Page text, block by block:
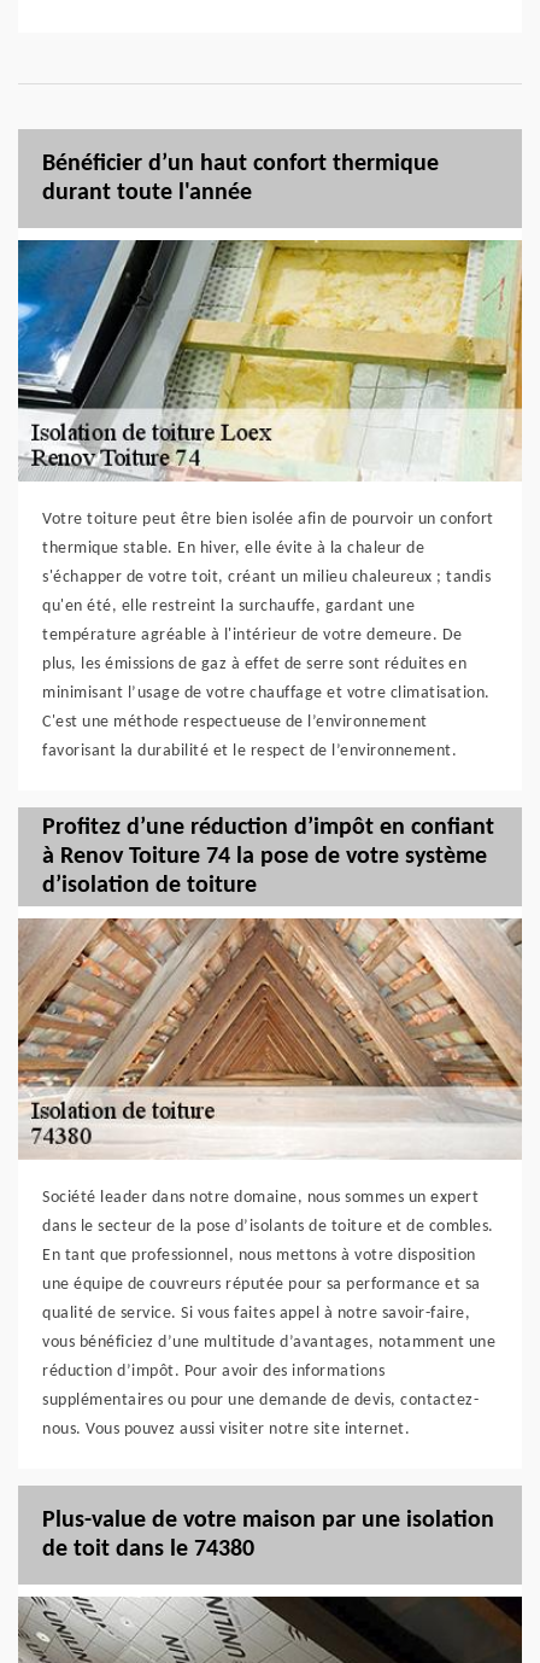
Bénéficier d’un haut confort thermique
durant toute l'année
Votre toiture peut être bien isolée afin de pourvoir un confort
thermique stable. En hiver, elle évite à la chaleur de
s'échapper de votre toit, créant un milieu chaleureux ; tandis
qu'en été, elle restreint la surchauffe, gardant une
température agréable à l'intérieur de votre demeure. De
plus, les émissions de gaz à effet de serre sont réduites en
minimisant l’usage de votre chauffage et votre climatisation.
C'est une méthode respectueuse de l’environnement
favorisant la durabilité et le respect de l’environnement.
Profitez d’une réduction d’impôt en confiant
à Renov Toiture 74 la pose de votre système
d’isolation de toiture
Société leader dans notre domaine, nous sommes un expert
dans le secteur de la pose d’isolants de toiture et de combles.
En tant que professionnel, nous mettons à votre disposition
une équipe de couvreurs réputée pour sa performance et sa
qualité de service. Si vous faites appel à notre savoir-faire,
vous bénéficiez d’une multitude d’avantages, notamment une
réduction d’impôt. Pour avoir des informations
supplémentaires ou pour une demande de devis, contactez-
nous. Vous pouvez aussi visiter notre site internet.
Plus-value de votre maison par une isolation
de toit dans le 74380